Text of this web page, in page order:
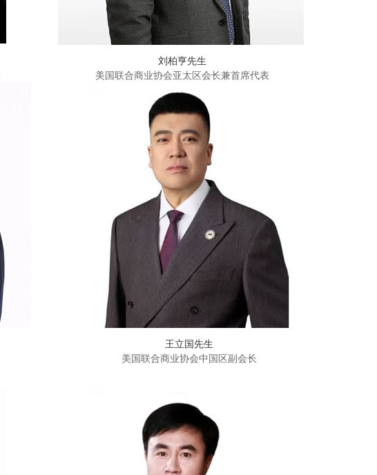
刘柏亨先生
美国联合商业协会亚太区会长兼首席代表
王立国先生
美国联合商业协会中国区副会长